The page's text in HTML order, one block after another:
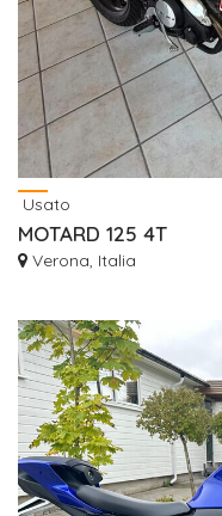
Usato
MOTARD 125 4T
Verona, Italia